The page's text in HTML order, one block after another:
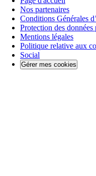
Nos partenaires
Conditions Générales
Protection des données
Mentions légales
Politique relative aux
Social
Gérer mes cookies